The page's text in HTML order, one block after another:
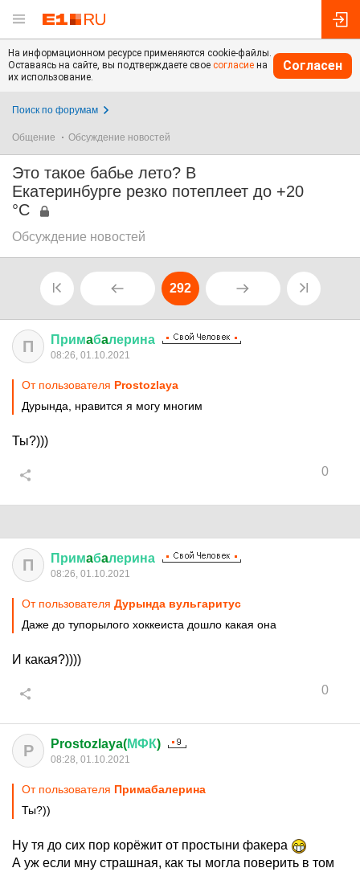
На информационном ресурсе применяются cookie-файлы.
Оставаясь на сайте, вы подтверждаете свое согласие на
их использование.
Согласен
Поиск по форумам
Общение Обсуждение новостей
Это такое бабье лето? В
Екатеринбурге резко потеплеет до +20
°C
Обсуждение новостей
292
П Примaбaлерина
08:26, 01.10.2021
От пользователя Prostozlaya
Дурында, нравится я могу многим
Ты?)))
0
П Примaбaлерина
08:26, 01.10.2021
От пользователя Дурында вульгаритус
Даже до тупорылого хоккеиста дошло какая она
И какая?))))
0
P Prostozlaya(МФК)
08:28, 01.10.2021
От пользователя Примaбaлерина
Ты?))
Ну тя до сих пор корёжит от простыни факера
А уж если мну страшная, как ты могла поверить в том